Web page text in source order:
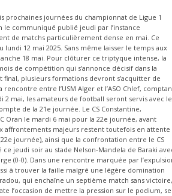
prochaines journées du championnat de Ligue 1
communiqué publié jeudi par l’instance
de matchs particulièrement dense en mai. Ce
12 mai 2025. Sans même laisser le temps aux
18 mai. Pour clôturer ce triptyque intense, la
de compétition qui s’annonce décisif dans la
plusieurs formations devront s’acquitter de
entre l’USM Alger et l’ASO Chlef,
mai, les amateurs de football seront servis avec le
de la 21e journée. Le CS Constantine,
le mardi 6 mai pour la 22e journée, avant
affrontements majeurs restent toutefois en attente
journée), ainsi que la confrontation entre le CS
jeudi soir au stade Nelson-Mandela de Baraki
(0-0). Dans une rencontre marquée par
à trouver la faille malgré une légère domination
qui enchaîne un septième match sans victoire,
l’occasion de mettre la pression sur le podium, se